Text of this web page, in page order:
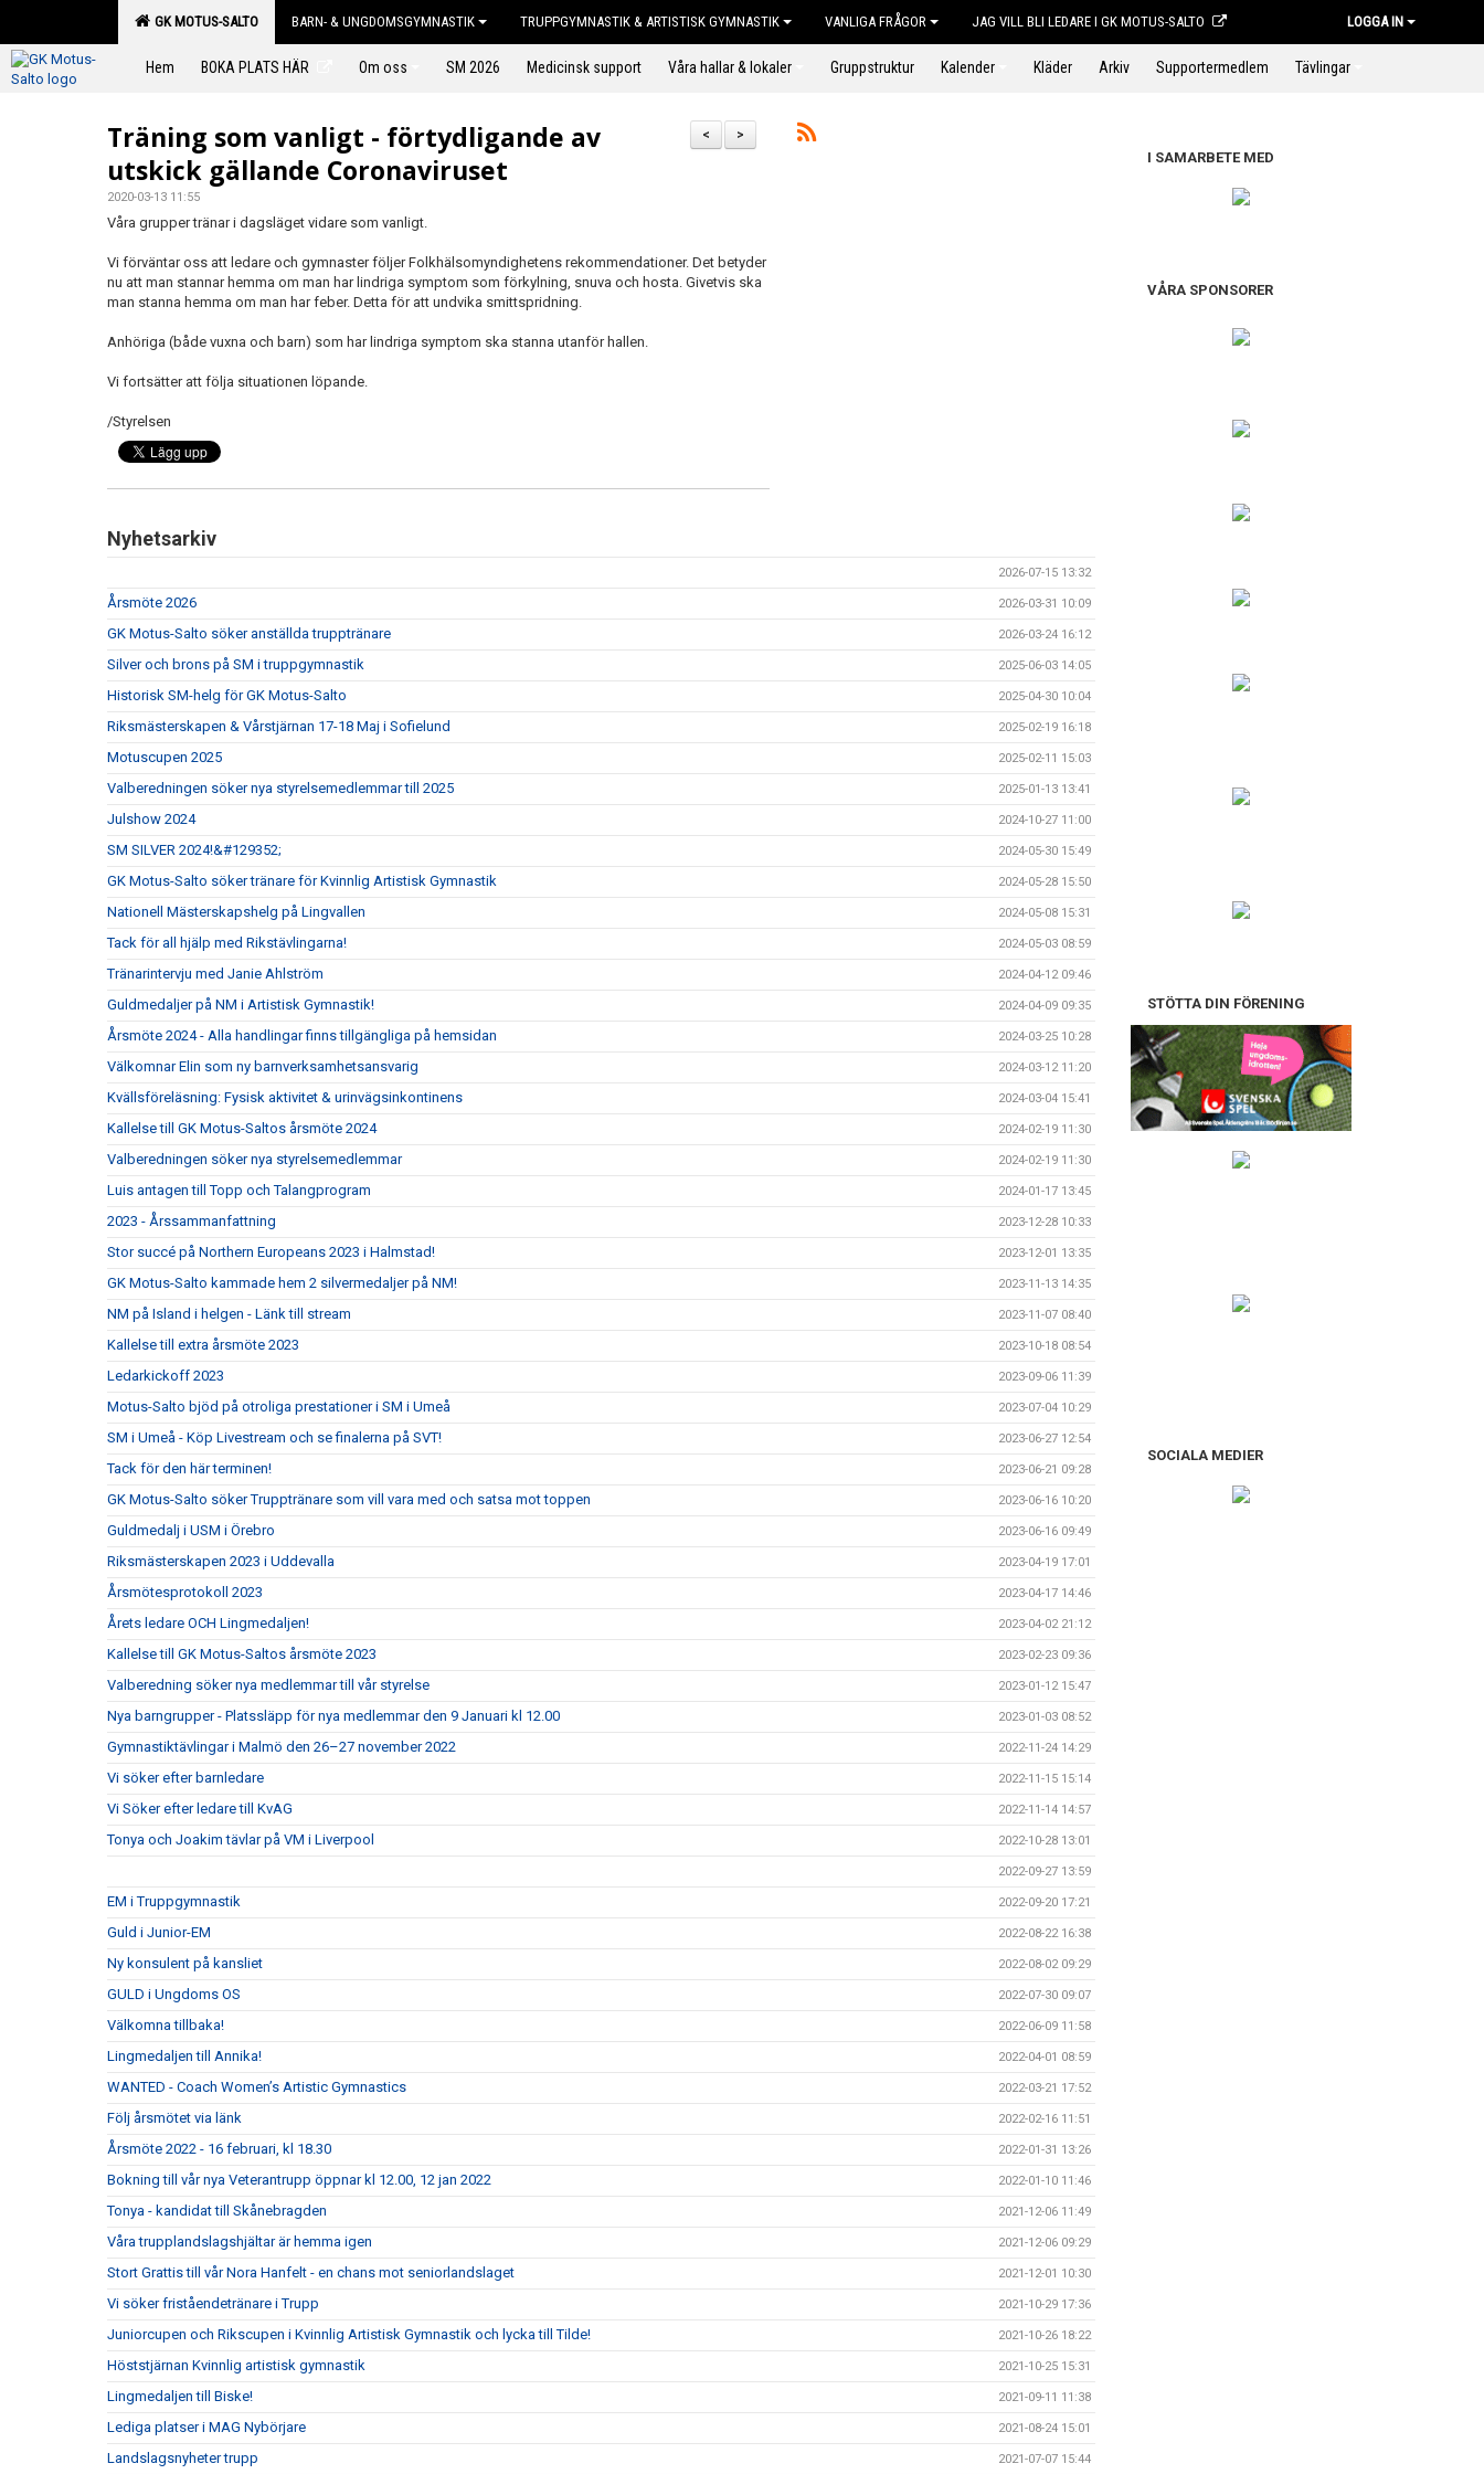
GK MOTUS-SALTO BARN- & UNGDOMSGYMNASTIK TRUPPGYMNASTIK & ARTISTISK GYMNASTIK VANLIGA FRÅGOR JAG VILL BLI LEDARE I GK MOTUS-SALTO LOGGA IN
Hem BOKA PLATS HÄR Om oss SM 2026 Medicinsk support Våra hallar & lokaler Gruppstruktur Kalender Kläder Arkiv Supportermedlem Tävlingar
>
<
Träning som vanligt - förtydligande av
utskick gällande Coronaviruset
2020-03-13 11:55
Våra grupper tränar i dagsläget vidare som vanligt.
Vi förväntar oss att ledare och gymnaster följer Folkhälsomyndighetens rekommendationer. Det betyder
nu att man stannar hemma om man har lindriga symptom som förkylning, snuva och hosta. Givetvis ska
man stanna hemma om man har feber. Detta för att undvika smittspridning.
Anhöriga (både vuxna och barn) som har lindriga symptom ska stanna utanför hallen.
Vi fortsätter att följa situationen löpande.
/Styrelsen
Nyhetsarkiv
2026-07-15 13:32
Årsmöte 2026 2026-03-31 10:09
GK Motus-Salto söker anställda trupptränare 2026-03-24 16:12
Silver och brons på SM i truppgymnastik 2025-06-03 14:05
Historisk SM-helg för GK Motus-Salto 2025-04-30 10:04
Riksmästerskapen & Vårstjärnan 17-18 Maj i Sofielund 2025-02-19 16:18
Motuscupen 2025 2025-02-11 15:03
Valberedningen söker nya styrelsemedlemmar till 2025 2025-01-13 13:41
Julshow 2024 2024-10-27 11:00
SM SILVER 2024!&#129352; 2024-05-30 15:49
GK Motus-Salto söker tränare för Kvinnlig Artistisk Gymnastik 2024-05-28 15:50
Nationell Mästerskapshelg på Lingvallen 2024-05-08 15:31
Tack för all hjälp med Rikstävlingarna! 2024-05-03 08:59
Tränarintervju med Janie Ahlström 2024-04-12 09:46
Guldmedaljer på NM i Artistisk Gymnastik! 2024-04-09 09:35
Årsmöte 2024 - Alla handlingar finns tillgängliga på hemsidan 2024-03-25 10:28
Välkomnar Elin som ny barnverksamhetsansvarig 2024-03-12 11:20
Kvällsföreläsning: Fysisk aktivitet & urinvägsinkontinens 2024-03-04 15:41
Kallelse till GK Motus-Saltos årsmöte 2024 2024-02-19 11:30
Valberedningen söker nya styrelsemedlemmar 2024-02-19 11:30
Luis antagen till Topp och Talangprogram 2024-01-17 13:45
2023 - Årssammanfattning 2023-12-28 10:33
Stor succé på Northern Europeans 2023 i Halmstad! 2023-12-01 13:35
GK Motus-Salto kammade hem 2 silvermedaljer på NM! 2023-11-13 14:35
NM på Island i helgen - Länk till stream 2023-11-07 08:40
Kallelse till extra årsmöte 2023 2023-10-18 08:54
Ledarkickoff 2023 2023-09-06 11:39
Motus-Salto bjöd på otroliga prestationer i SM i Umeå 2023-07-04 10:29
SM i Umeå - Köp Livestream och se finalerna på SVT! 2023-06-27 12:54
Tack för den här terminen! 2023-06-21 09:28
GK Motus-Salto söker Trupptränare som vill vara med och satsa mot toppen 2023-06-16 10:20
Guldmedalj i USM i Örebro 2023-06-16 09:49
Riksmästerskapen 2023 i Uddevalla 2023-04-19 17:01
Årsmötesprotokoll 2023 2023-04-17 14:46
Årets ledare OCH Lingmedaljen! 2023-04-02 21:12
Kallelse till GK Motus-Saltos årsmöte 2023 2023-02-23 09:36
Valberedning söker nya medlemmar till vår styrelse 2023-01-12 15:47
Nya barngrupper - Platssläpp för nya medlemmar den 9 Januari kl 12.00 2023-01-03 08:52
Gymnastiktävlingar i Malmö den 26–27 november 2022 2022-11-24 14:29
Vi söker efter barnledare 2022-11-15 15:14
Vi Söker efter ledare till KvAG 2022-11-14 14:57
Tonya och Joakim tävlar på VM i Liverpool 2022-10-28 13:01
2022-09-27 13:59
EM i Truppgymnastik 2022-09-20 17:21
Guld i Junior-EM 2022-08-22 16:38
Ny konsulent på kansliet 2022-08-02 09:29
GULD i Ungdoms OS 2022-07-30 09:07
Välkomna tillbaka! 2022-06-09 11:58
Lingmedaljen till Annika! 2022-04-01 08:59
WANTED - Coach Women’s Artistic Gymnastics 2022-03-21 17:52
Följ årsmötet via länk 2022-02-16 11:51
Årsmöte 2022 - 16 februari, kl 18.30 2022-01-31 13:26
Bokning till vår nya Veterantrupp öppnar kl 12.00, 12 jan 2022 2022-01-10 11:46
Tonya - kandidat till Skånebragden 2021-12-06 11:49
Våra trupplandslagshjältar är hemma igen 2021-12-06 09:29
Stort Grattis till vår Nora Hanfelt - en chans mot seniorlandslaget 2021-12-01 10:30
Vi söker friståendetränare i Trupp 2021-10-29 17:36
Juniorcupen och Rikscupen i Kvinnlig Artistisk Gymnastik och lycka till Tilde! 2021-10-26 18:22
Höststjärnan Kvinnlig artistisk gymnastik 2021-10-25 15:31
Lingmedaljen till Biske! 2021-09-11 11:38
Lediga platser i MAG Nybörjare 2021-08-24 15:01
Landslagsnyheter trupp 2021-07-07 15:44
I SAMARBETE MED
VÅRA SPONSORER
STÖTTA DIN FÖRENING
SOCIALA MEDIER